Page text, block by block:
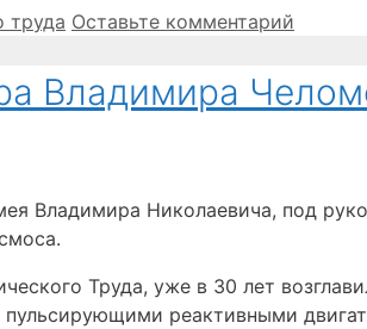
труда Оставьте комментарий
Владимира
Владимира Николаевича, под
Труда, уже в 30 лет
пульсирующими реактивными